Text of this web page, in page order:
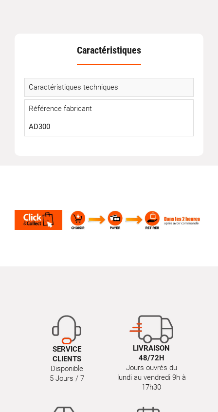
Caractéristiques
Caractéristiques techniques
Référence fabricant
AD300
SERVICE
CLIENTS
Disponible
5 Jours / 7
LIVRAISON
48/72H
Jours ouvrés du
lundi au vendredi 9h à
17h30